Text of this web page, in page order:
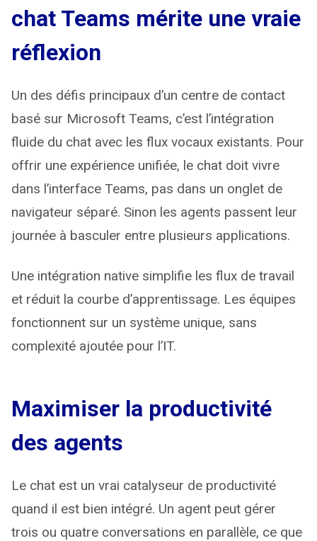
chat Teams mérite une vraie
réflexion
Un des défis principaux d’un centre de contact
basé sur Microsoft Teams, c’est l’intégration
fluide du chat avec les flux vocaux existants. Pour
offrir une expérience unifiée, le chat doit vivre
dans l’interface Teams, pas dans un onglet de
navigateur séparé. Sinon les agents passent leur
journée à basculer entre plusieurs applications.
Une intégration native simplifie les flux de travail
et réduit la courbe d’apprentissage. Les équipes
fonctionnent sur un système unique, sans
complexité ajoutée pour l’IT.
Maximiser la productivité
des agents
Le chat est un vrai catalyseur de productivité
quand il est bien intégré. Un agent peut gérer
trois ou quatre conversations en parallèle, ce que